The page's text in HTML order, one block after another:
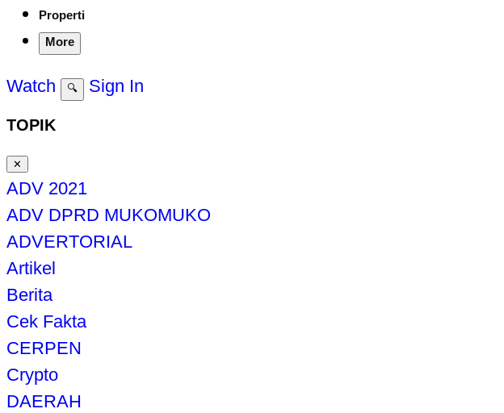
Properti
More
Watch 🔍 Sign In
TOPIK
✕
ADV 2021
ADV DPRD MUKOMUKO
ADVERTORIAL
Artikel
Berita
Cek Fakta
CERPEN
Crypto
DAERAH